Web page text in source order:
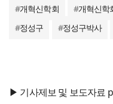
#개혁신학회 #개혁신학
#정성구 #정성구박사
▶ 기사제보 및 보도자료